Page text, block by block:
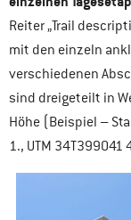
Reiter „Trail
mit den einzeln
verschiedenen
sind dreigeteilt in
Höhe (Beispiel –
1., UTM 34T399041